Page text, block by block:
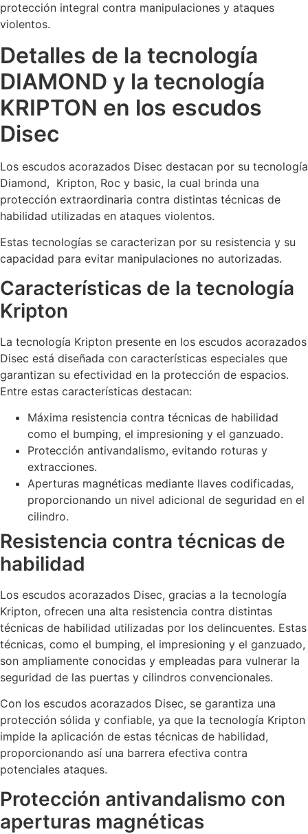
protección integral contra manipulaciones y ataques
violentos.
Detalles de la tecnología
DIAMOND y la tecnología
KRIPTON en los escudos
Disec
Los escudos acorazados Disec destacan por su tecnología
Diamond, Kripton, Roc y basic, la cual brinda una
protección extraordinaria contra distintas técnicas de
habilidad utilizadas en ataques violentos.
Estas tecnologías se caracterizan por su resistencia y su
capacidad para evitar manipulaciones no autorizadas.
Características de la tecnología
Kripton
La tecnología Kripton presente en los escudos acorazados
Disec está diseñada con características especiales que
garantizan su efectividad en la protección de espacios.
Entre estas características destacan:
Máxima resistencia contra técnicas de habilidad
como el bumping, el impresioning y el ganzuado.
Protección antivandalismo, evitando roturas y
extracciones.
Aperturas magnéticas mediante llaves codificadas,
proporcionando un nivel adicional de seguridad en el
cilindro.
Resistencia contra técnicas de
habilidad
Los escudos acorazados Disec, gracias a la tecnología
Kripton, ofrecen una alta resistencia contra distintas
técnicas de habilidad utilizadas por los delincuentes. Estas
técnicas, como el bumping, el impresioning y el ganzuado,
son ampliamente conocidas y empleadas para vulnerar la
seguridad de las puertas y cilindros convencionales.
Con los escudos acorazados Disec, se garantiza una
protección sólida y confiable, ya que la tecnología Kripton
impide la aplicación de estas técnicas de habilidad,
proporcionando así una barrera efectiva contra
potenciales ataques.
Protección antivandalismo con
aperturas magnéticas